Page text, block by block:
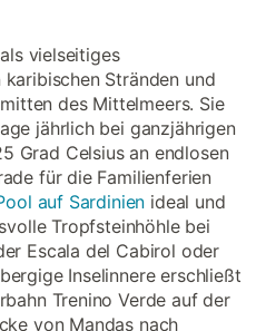
vielseitiges
Stränden und
des Mittelmeers. Sie
jährlich bei ganzjährigen
Grad Celsius an endlosen
für die Familienferien
auf Sardinien ideal und
Tropfsteinhöhle bei
Escala del Cabirol oder
Inselinnere erschließt
Trenino Verde auf der
von Mandas nach